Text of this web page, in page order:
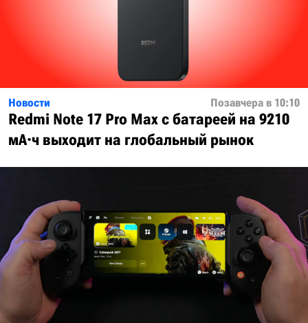
Новости Позавчера в 10:10
Redmi Note 17 Pro Max с батареей на 9210
мА·ч выходит на глобальный рынок